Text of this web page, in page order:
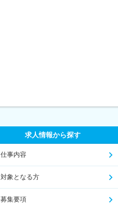
求人情報から探す
仕事内容
対象となる方
募集要項